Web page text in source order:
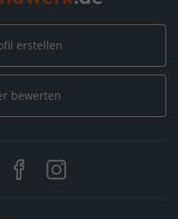
/ Bad & Sanitär /
erstellen
bewerten